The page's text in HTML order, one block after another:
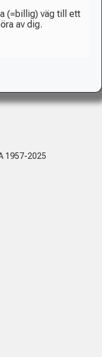
(=billig) väg till ett
av dig.
1957-2025